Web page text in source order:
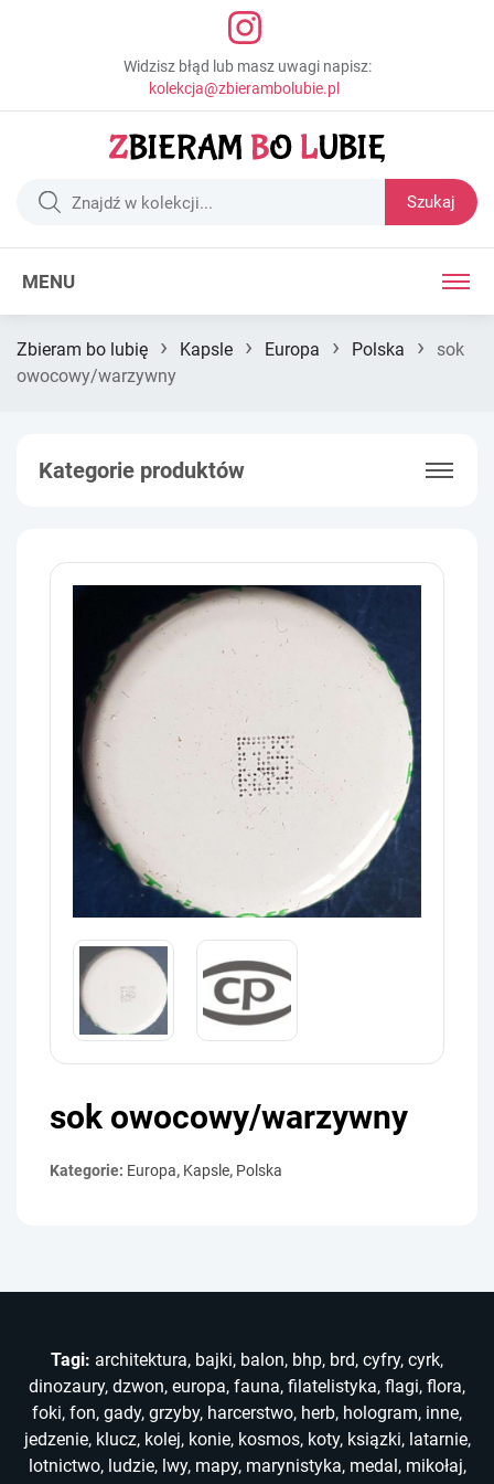
Widzisz błąd lub masz uwagi napisz:
kolekcja@zbierambolubie.pl
Szukaj
MENU
Zbieram bo lubię › Kapsle › Europa › Polska ›
sok
owocowy/warzywny
Kategorie produktów
sok owocowy/warzywny
Kategorie: Europa, Kapsle, Polska
Tagi: architektura, bajki, balon, bhp, brd, cyfry, cyrk,
dinozaury, dzwon, europa, fauna, filatelistyka, flagi, flora,
foki, fon, gady, grzyby, harcerstwo, herb, hologram, inne,
jedzenie, klucz, kolej, konie, kosmos, koty, ksiązki, latarnie,
lotnictwo, ludzie, lwy, mapy, marynistyka, medal, mikołaj,